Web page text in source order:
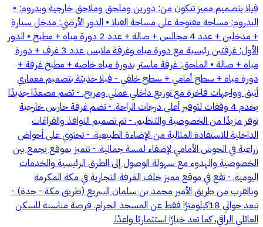
فيلا بتصميم مميز تتكون من: دورين وملحق وملاحق خارجية وبدروم: •
البدروم: مساحة مفتوحة على مساحة الفيلا • الدور الأرضي: مدخل سيارة
+ مدخلين + عدد 4 مجالس + صالة + عدد 2 دورة مياه + مطبخ • الدور
الأول: غرفتين رئيسية مع دورة مياه وغرفة ملابس عدد 3 غرف + دورة
مياه + صالة • الملحق: غرفة ماستر بدورة مياه خاصه + مطبخ غرفة +
دورة مياه + سطح أمامي + سطح خلفي - فيلا حديثة بتصميم معماري
أنيق وواجهات فاخرة مع توزيع داخلي عملي ومريح. - تضم مصعدًا جديدًا
يخدم 4 وقفات لتوفير أعلى درجات الراحة. - تضم غرفة حارس خارجية
توفر مزيدًا من الخصوصية والتنظيم. - تم تصميم النوافذ والفراغات
الداخلية للاستفادة المثالية من الإضاءة الطبيعية. - تحتوي على أحواض
زراعية في الحوش الأمامي لإضفاء لمسة جمالية. - تتميز بموقع يجمع بين
الخصوصية والهدوء مع سهولة الوصول إلى الطرق الرئيسية والخدمات
اليومية. - تقع في موقع مميز خلف الغرفة التجارية في مكة المكرمة
وبالقرب من طريق الأمير محمد بن سلمان السريع (طريق مكة - جدة) -
تبعد حوالي 18كيلومترًا فقط عن المسجد الحرام. فرصة مناسبة للسكن
العائلي الراقي، كما تعد خيارًا استثماريًا واعدًا.